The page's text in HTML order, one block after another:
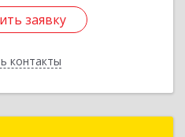
заявку
контакты
заявку